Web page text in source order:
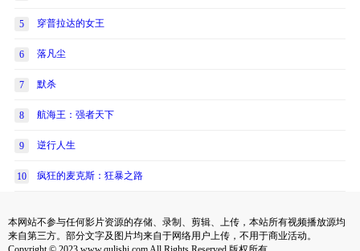
5 穿普拉达的女王
6 落凡尘
7 默杀
8 航海王：强者天下
9 逆行人生
10 疯狂的麦克斯：狂暴之路
本网站不参与任何影片资源的存储、录制、剪辑、上传，本站所有视频播放源均
来自第三方。部分文字及图片均来自于网络用户上传，不用于商业活动。